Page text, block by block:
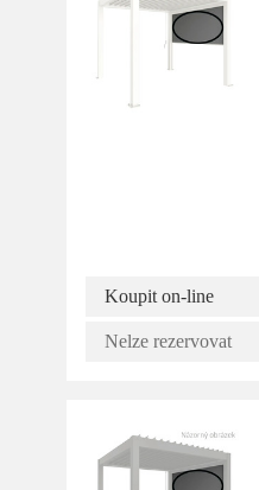
Koupit on-line
Nelze rezervovat